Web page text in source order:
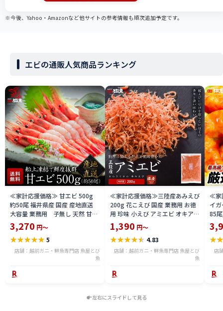
※今後、Yahoo・Amazonなど他サイトの参考情報も順次追加予定です。
エビの通販人気商品ランキング
≪家計応援価格≫ 甘エビ 500g
約50尾 福井県産 国産 産地直送
大容量 業務用 子無し 天然 甘く
て美味しい あまえび アマエビ お
刺身 お寿司 バーベキュー 船上凍
結 送料無料 amaebis
3,270 円～
★★★★★5
店舗：越前ガニ・鮮魚専門店 魚屋とび
魚
≪家計応援価格≫三陸産あみえび
200g 花こえび 国産 業務用 お徳
用 珍味 小えび アミエビ オキアミ
干しエビ 海老 お好み焼き チャー
ハン 焼きそば かき揚げ おつまみ
送料無料 amiebi2504
1,390 円～
★★★★★ 4.83
店舗：越前ガニ・鮮魚専門店 魚屋とび
魚
≪家
イ
85
ブラ
料
★
店
左右にスライドして見る